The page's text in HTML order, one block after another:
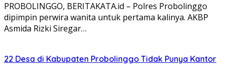
PROBOLINGGO, BERITAKATA.id – Polres Probolinggo
dipimpin perwira wanita untuk pertama kalinya. AKBP
Asmida Rizki Siregar…
22 Desa di Kabupaten Probolinggo Tidak Punya Kantor